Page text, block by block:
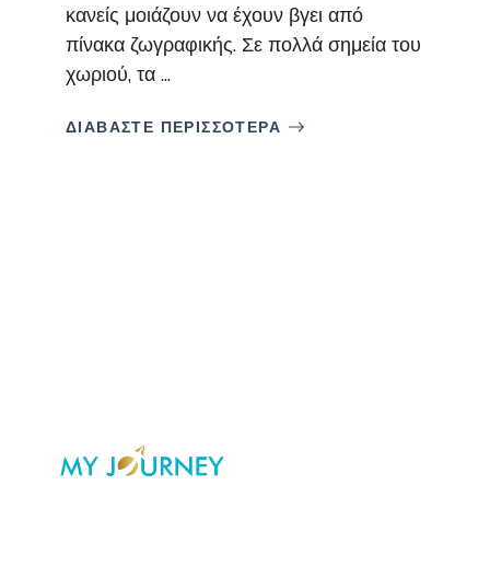
κανείς μοιάζουν να έχουν βγει από
πίνακα ζωγραφικής. Σε πολλά σημεία του
χωριού, τα ...
ΔΙΑΒΑΣΤΕ ΠΕΡΙΣΣΟΤΕΡΑ